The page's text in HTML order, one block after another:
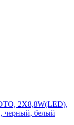
2X8,8W(LED),
черный, белый